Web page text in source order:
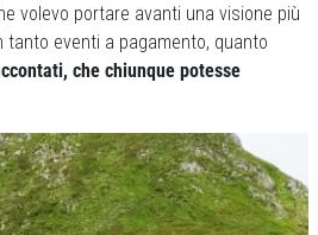
volevo portare avanti una visione più
tanto eventi a pagamento, quanto
che chiunque potesse